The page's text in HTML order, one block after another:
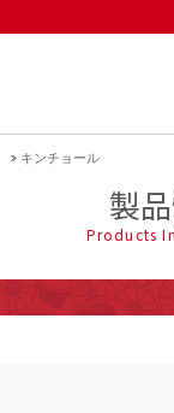
キンチョール
製
Products